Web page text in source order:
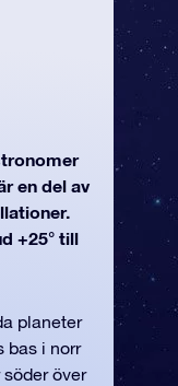
en del av
+25° till
planeter
bas i norr
över